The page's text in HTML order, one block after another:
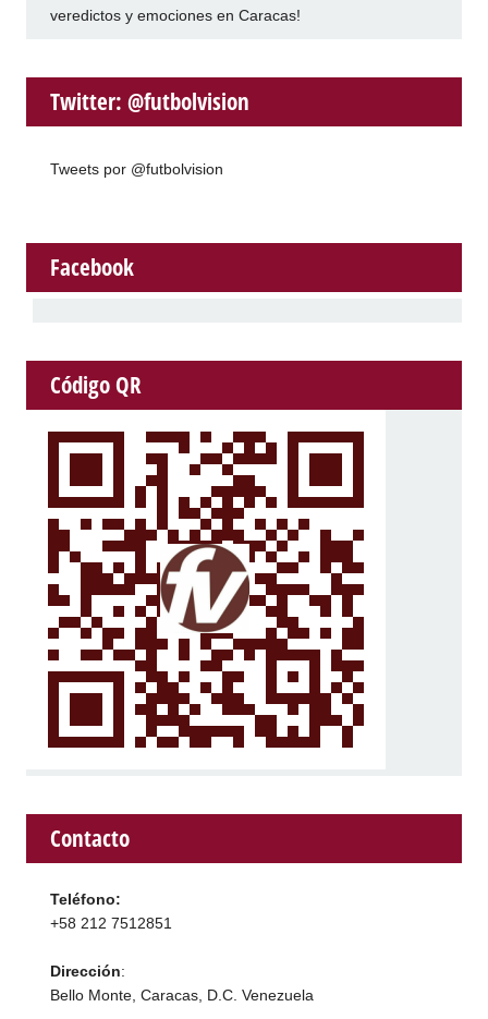
veredictos y emociones en Caracas!
Twitter: @futbolvision
Tweets por @futbolvision
Facebook
Código QR
Contacto
Teléfono:
+58 212 7512851
Dirección:
Bello Monte, Caracas, D.C. Venezuela